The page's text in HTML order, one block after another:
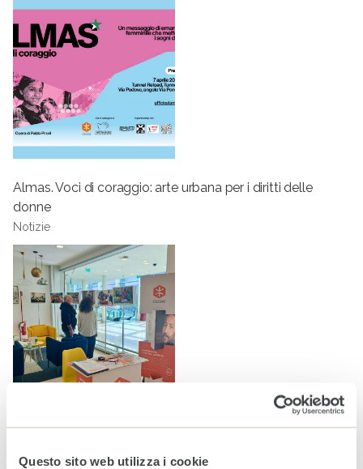
Questo sito web utilizza i cookie
Almas. Voci di coraggio: arte urbana per i diritti delle
donne
Notizie
Appuntamenti